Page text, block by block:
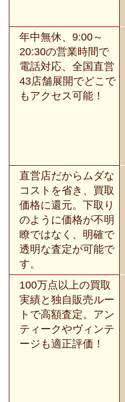
年中無休、9:00～
20:30の営業時間で
電話対応、全国直営
43店舗展開でどこで
もアクセス可能！
直営店だからムダな
コストを省き、買取
価格に還元。下取り
のように価格が不明
瞭ではなく、明確で
透明な査定が可能で
す。
100万点以上の買取
実績と独自販売ルー
トで高額査定。アン
ティークやヴィンテ
ージも適正評価！